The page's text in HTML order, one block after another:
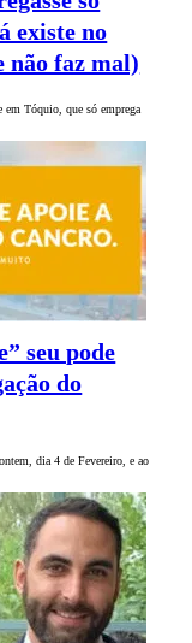
existe no
não faz mal)
em Tóquio, que só emprega
seu pode
do
dia 4 de Fevereiro, e ao